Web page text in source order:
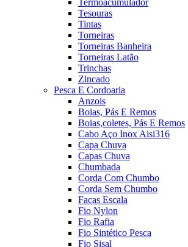
Termoacumulador
Tesouras
Tintas
Torneiras
Torneiras Banheira
Torneiras Latão
Trinchas
Zincado
Pesca E Cordoaria
Anzois
Boias, Pás E Remos
Boias,coletes, Pás E Remos
Cabo Aço Inox Aisi316
Capa Chuva
Capas Chuva
Chumbada
Corda Com Chumbo
Corda Sem Chumbo
Facas Escala
Fio Nylon
Fio Rafia
Fio Sintético Pesca
Fio Sisal